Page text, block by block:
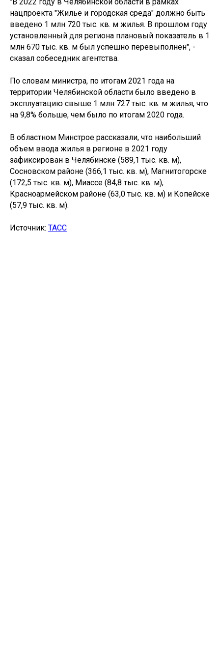
нацпроекта "Жилье и городская среда" должно быть
введено 1 млн 720 тыс. кв. м жилья. В прошлом году
установленный для региона плановый показатель в 1
млн 670 тыс. кв. м был успешно перевыполнен", -
сказал собеседник агентства.
По словам министра, по итогам 2021 года на
территории Челябинской области было введено в
эксплуатацию свыше 1 млн 727 тыс. кв. м жилья, что
на 9,8% больше, чем было по итогам 2020 года.
В областном Минстрое рассказали, что наибольший
объем ввода жилья в регионе в 2021 году
зафиксирован в Челябинске (589,1 тыс. кв. м),
Сосновском районе (366,1 тыс. кв. м), Магнитогорске
(172,5 тыс. кв. м), Миассе (84,8 тыс. кв. м),
Красноармейском районе (63,0 тыс. кв. м) и Копейске
(57,9 тыс. кв. м).
Источник: ТАСС